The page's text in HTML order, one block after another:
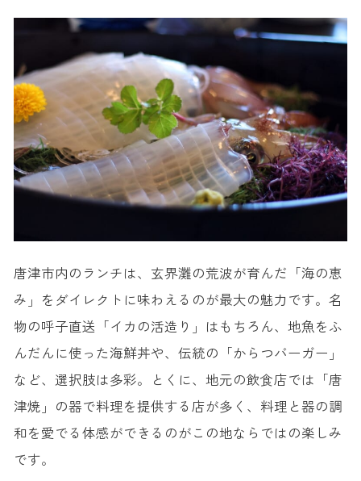
唐津市内のランチは、玄界灘の荒波が育んだ「海の恵
み」をダイレクトに味わえるのが最大の魅力です。名
物の呼子直送「イカの活造り」はもちろん、地魚をふ
んだんに使った海鮮丼や、伝統の「からつバーガー」
など、選択肢は多彩。とくに、地元の飲食店では「唐
津焼」の器で料理を提供する店が多く、料理と器の調
和を愛でる体感ができるのがこの地ならではの楽しみ
です。